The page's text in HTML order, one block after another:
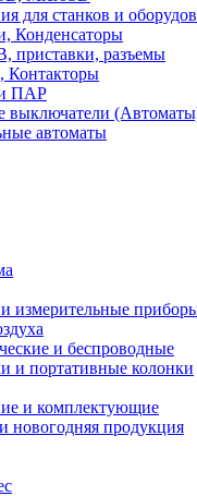
для станков и
Конденсаторы
приставки, разъемы
ПАР
выключатели
автоматы
измерительные
и беспроводные
и портативные колонки
и комплектующие
новогодняя продукция